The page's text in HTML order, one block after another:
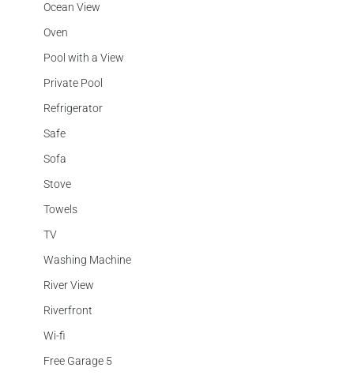
Ocean View
Oven
Pool with a View
Private Pool
Refrigerator
Safe
Sofa
Stove
Towels
TV
Washing Machine
River View
Riverfront
Wi-fi
Free Garage 5